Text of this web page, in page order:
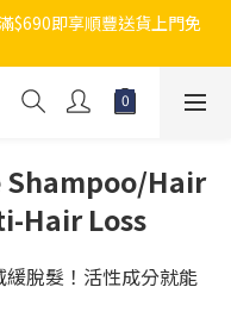
$690即享順豐送貨上門免
Shampoo/Hair
Hair Loss
脫髮！活性成分就能